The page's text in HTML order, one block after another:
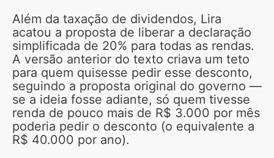
Além da taxação de dividendos, Lira
acatou a proposta de liberar a declaração
simplificada de 20% para todas as rendas.
A versão anterior do texto criava um teto
para quem quisesse pedir esse desconto,
seguindo a proposta original do governo —
se a ideia fosse adiante, só quem tivesse
renda de pouco mais de R$ 3.000 por mês
poderia pedir o desconto (o equivalente a
R$ 40.000 por ano).